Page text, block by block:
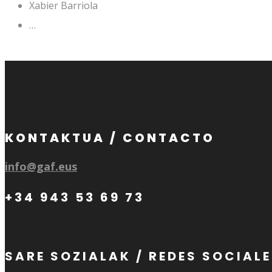
Xabier Barriola
…
KONTAKTUA / CONTACTO
info@gaf.eus
+34 943 53 69 73
SARE SOZIALAK / REDES